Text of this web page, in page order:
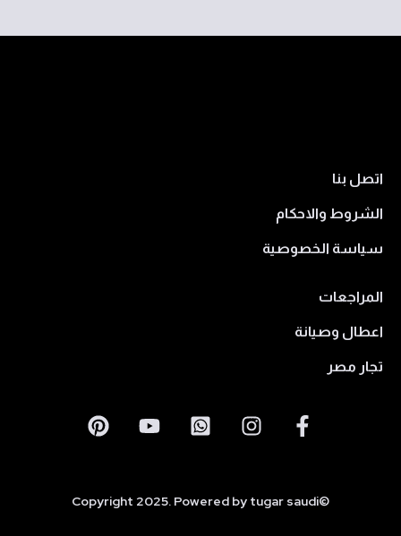
اتصل بنا
الشروط والاحكام
سياسة الخصوصية
المراجعات
اعطال وصيانة
تجار مصر
©Copyright 2025. Powered by tugar saudi